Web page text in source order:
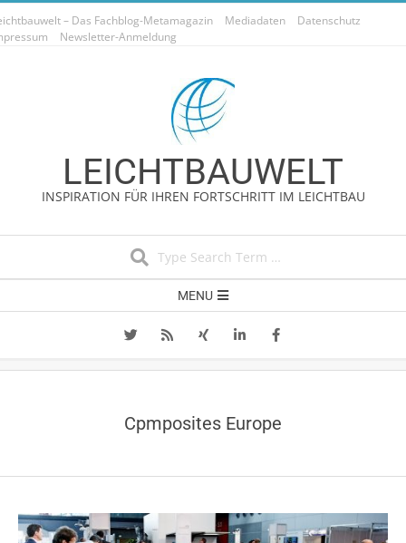
Skip
to
– Das Fachblog-Metamagazin Mediadaten
Datenschutz
Newsletter-Anmeldung
LEICHTBAUWELT
INSPIRATION FÜR IHREN FORTSCHRITT IM LEICHTBAU
Navigation
MENU
Cpmposites Europe